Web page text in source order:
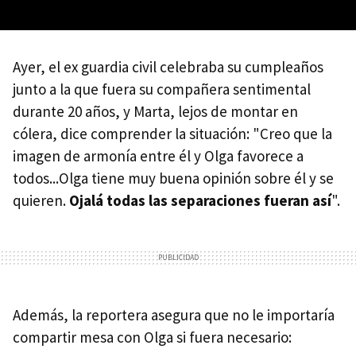
Ayer, el ex guardia civil celebraba su cumpleaños
junto a la que fuera su compañera sentimental
durante 20 años, y Marta, lejos de montar en
cólera, dice comprender la situación: "Creo que la
imagen de armonía entre él y Olga favorece a
todos...Olga tiene muy buena opinión sobre él y se
quieren. Ojalá todas las separaciones fueran así".
Además, la reportera asegura que no le importaría
compartir mesa con Olga si fuera necesario: